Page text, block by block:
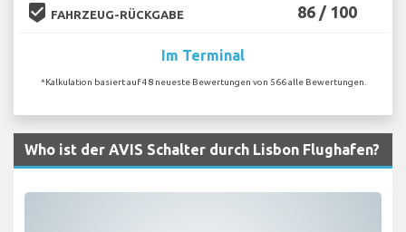
beenhere FAHRZEUG-RÜCKGABE 86 / 100
Im Terminal
*Kalkulation basiert auf 48 neueste Bewertungen von 566 alle Bewertungen.
Who ist der AVIS Schalter durch Lisbon Flughafen?